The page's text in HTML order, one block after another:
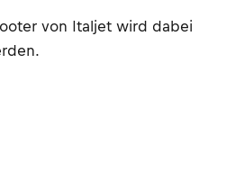
von Italjet wird dabei